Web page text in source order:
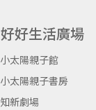
好好生活廣場
小太陽親子館
小太陽親子書房
知新劇場